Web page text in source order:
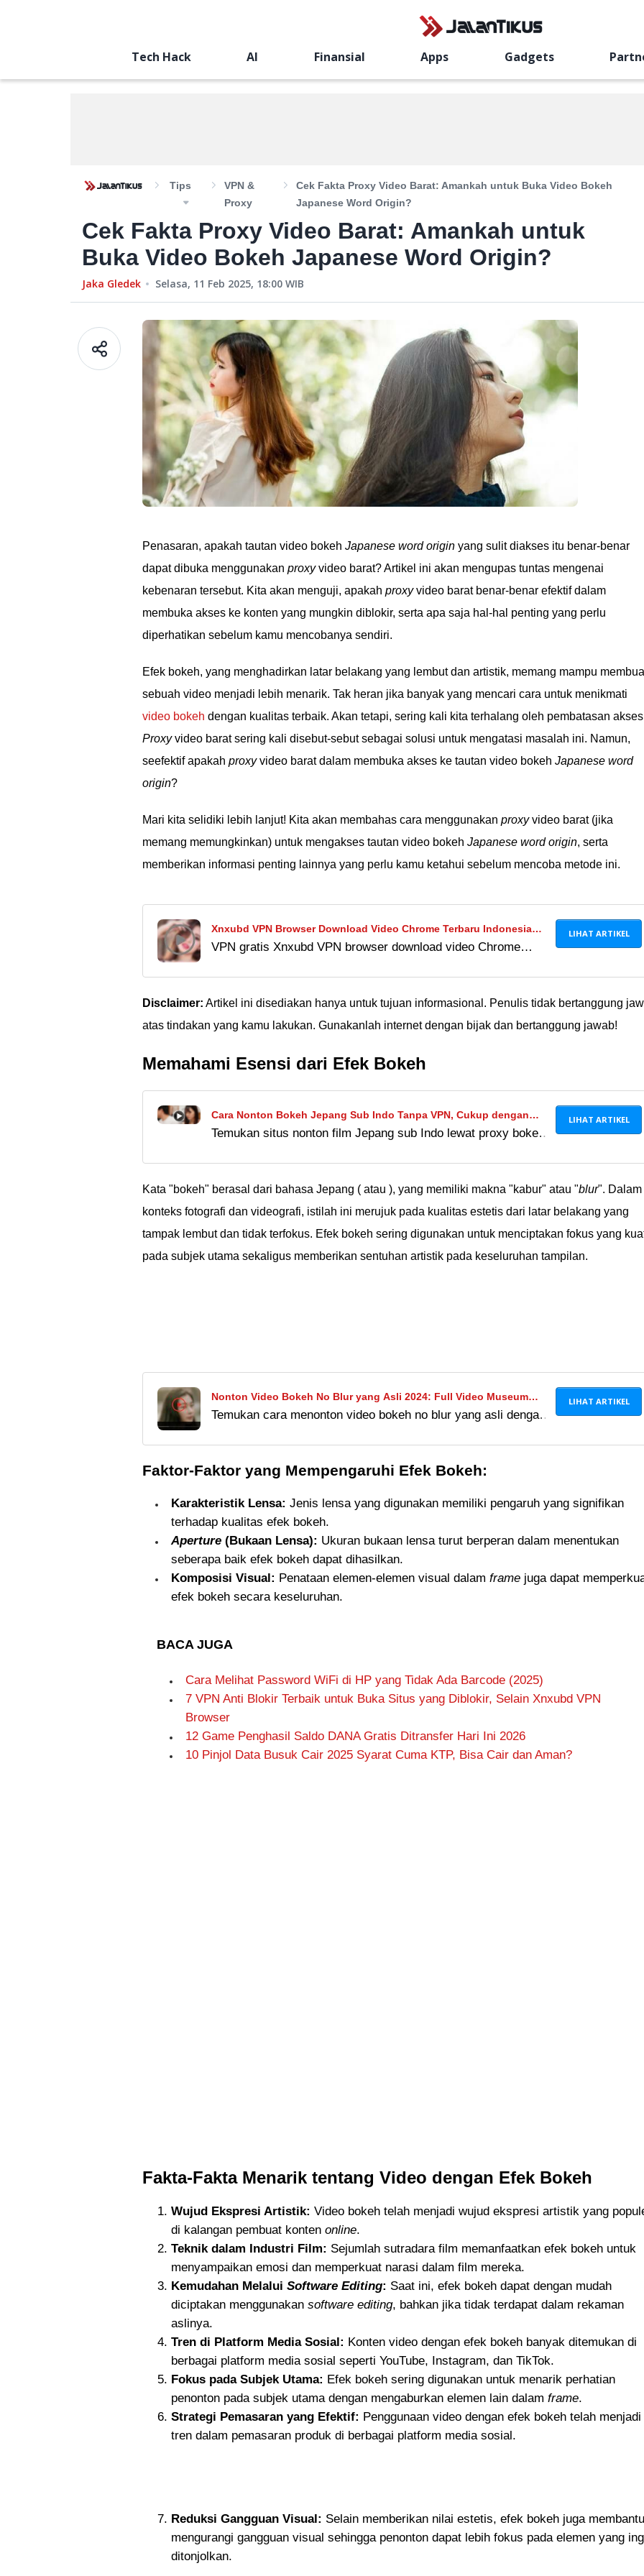
Tech Hack AI Finansial Apps Gadgets
Tips
VPN &
Proxy
Cek Fakta Proxy Video Barat: Amankah untuk Buka Video Bokeh
Japanese Word Origin?
Cek Fakta Proxy Video Barat: Amankah untuk
Buka Video Bokeh Japanese Word Origin?
Jaka Gledek Selasa, 11 Feb 2025, 18:00 WIB
Penasaran, apakah tautan video bokeh Japanese word origin yang sulit diakses itu benar-benar
dapat dibuka menggunakan proxyvideo barat? Artikel ini akan mengupas tuntas mengenai
kebenaran tersebut. Kita akan menguji, apakah proxyvideo barat benar-benar efektif dalam
membuka akses ke konten yang mungkin diblokir, serta apa saja hal-hal penting yang perlu
diperhatikan sebelum kamu mencobanya sendiri.
Efek bokeh, yang menghadirkan latar belakang yang lembut dan artistik, memang mampu
sebuah video menjadi lebih menarik. Tak heran jika banyak yang mencari cara untuk menikmati
video bokeh dengan kualitas terbaik. Akan tetapi, sering kali kita terhalang oleh pembatasan
Proxyvideo barat sering kali disebut-sebut sebagai solusi untuk mengatasi masalah ini. Namun,
seefektif apakah proxyvideo barat dalam membuka akses ke tautan video bokeh Japanese word
origin?
Mari kita selidiki lebih lanjut! Kita akan membahas cara menggunakan proxyvideo barat (jika
memang memungkinkan) untuk mengakses tautan video bokeh Japanese word origin, serta
memberikan informasi penting lainnya yang perlu kamu ketahui sebelum mencoba metode ini.
Xnxubd VPN Browser Download Video Chrome Terbaru Indonesia
APK, Akses Video Bokeh Japanese Word Origin Full Gratis
VPN gratis Xnxubd VPN browser download video Chrome
LIHAT ARTIKEL
Disclaimer: Artikel ini disediakan hanya untuk tujuan informasional. Penulis tidak bertanggung
atas tindakan yang kamu lakukan. Gunakanlah internet dengan bijak dan bertanggung jawab!
Memahami Esensi dari Efek Bokeh
Cara Nonton Bokeh Jepang Sub Indo Tanpa VPN, Cukup dengan
Proxy Croxy
Temukan situs nonton film Jepang sub Indo lewat proxy bokeh
LIHAT ARTIKEL
Kata "bokeh" berasal dari bahasa Jepang ( atau ), yang memiliki makna "kabur" atau "blur". Dalam
konteks fotografi dan videografi, istilah ini merujuk pada kualitas estetis dari latar belakang yang
tampak lembut dan tidak terfokus. Efek bokeh sering digunakan untuk menciptakan fokus yang
pada subjek utama sekaligus memberikan sentuhan artistik pada keseluruhan tampilan.
Nonton Video Bokeh No Blur yang Asli 2024: Full Video Museum
Kualitas HD di Xnxubd VPN Browser, Cek Faktanya!
Temukan cara menonton video bokeh no blur yang asli dengan
LIHAT ARTIKEL
Faktor-Faktor yang Mempengaruhi Efek Bokeh:
Karakteristik Lensa: Jenis lensa yang digunakan memiliki pengaruh yang signifikan
terhadap kualitas efek bokeh.
Aperture (Bukaan Lensa): Ukuran bukaan lensa turut berperan dalam menentukan
seberapa baik efek bokeh dapat dihasilkan.
Komposisi Visual: Penataan elemen-elemen visual dalam frame juga dapat
efek bokeh secara keseluruhan.
BACA JUGA
Cara Melihat Password WiFi di HP yang Tidak Ada Barcode (2025)
7 VPN Anti Blokir Terbaik untuk Buka Situs yang Diblokir, Selain Xnxubd VPN
Browser
12 Game Penghasil Saldo DANA Gratis Ditransfer Hari Ini 2026
10 Pinjol Data Busuk Cair 2025 Syarat Cuma KTP, Bisa Cair dan Aman?
Fakta-Fakta Menarik tentang Video dengan Efek Bokeh
Wujud Ekspresi Artistik: Video bokeh telah menjadi wujud ekspresi artistik yang
di kalangan pembuat konten online.
Teknik dalam Industri Film: Sejumlah sutradara film memanfaatkan efek bokeh untuk
menyampaikan emosi dan memperkuat narasi dalam film mereka.
Kemudahan Melalui Software Editing: Saat ini, efek bokeh dapat dengan mudah
diciptakan menggunakan software editing, bahkan jika tidak terdapat dalam rekaman
aslinya.
Tren di Platform Media Sosial: Konten video dengan efek bokeh banyak ditemukan di
berbagai platform media sosial seperti YouTube, Instagram, dan TikTok.
Fokus pada Subjek Utama: Efek bokeh sering digunakan untuk menarik perhatian
penonton pada subjek utama dengan mengaburkan elemen lain dalam frame.
Strategi Pemasaran yang Efektif: Penggunaan video dengan efek bokeh telah menjadi
tren dalam pemasaran produk di berbagai platform media sosial.
Reduksi Gangguan Visual: Selain memberikan nilai estetis, efek bokeh juga membantu
mengurangi gangguan visual sehingga penonton dapat lebih fokus pada elemen yang
ditonjolkan.